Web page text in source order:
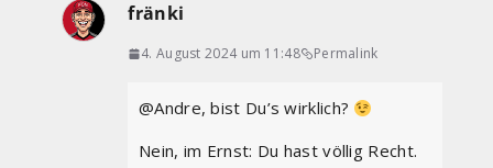
fränki
4. August 2024 um 11:48 Permalink
@Andre, bist Du’s wirklich?
Nein, im Ernst: Du hast völlig Recht.